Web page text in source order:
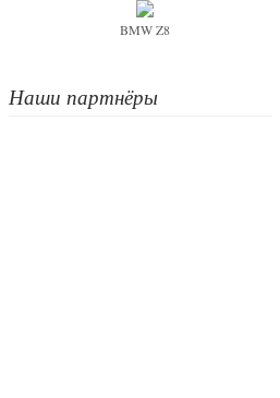
BMW Z8
Наши партнёры